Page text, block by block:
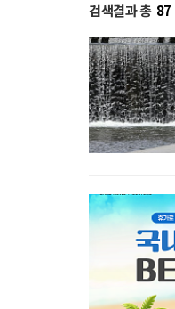
검색결과 총 87